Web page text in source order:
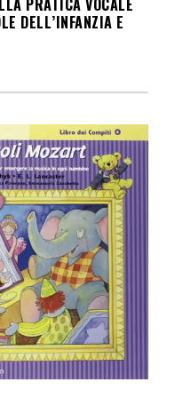
DELL’INFANZIA E